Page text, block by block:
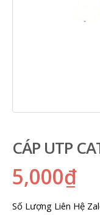
CÁP UTP
5,000₫
Số Lượng Liên Hệ